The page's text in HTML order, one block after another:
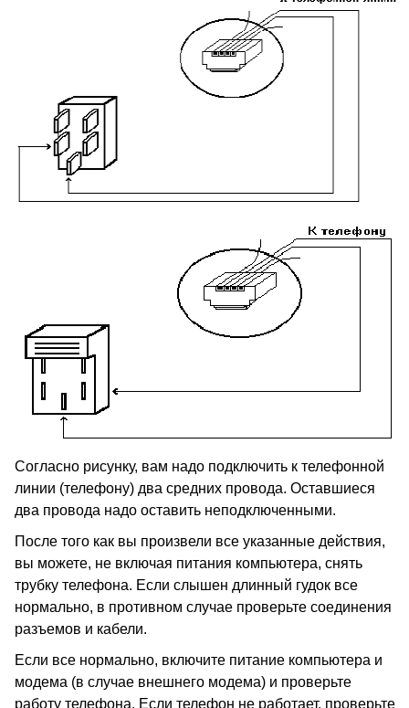
Согласно рисунку, вам надо подключить к телефонной
линии (телефону) два средних провода. Оставшиеся
два провода надо оставить неподключенными.
После того как вы произвели все указанные действия,
вы можете, не включая питания компьютера, снять
трубку телефона. Если слышен длинный гудок все
нормально, в противном случае проверьте соединения
разъемов и кабели.
Если все нормально, включите питание компьютера и
модема (в случае внешнего модема) и проверьте
работу телефона. Если телефон не работает, проверьте